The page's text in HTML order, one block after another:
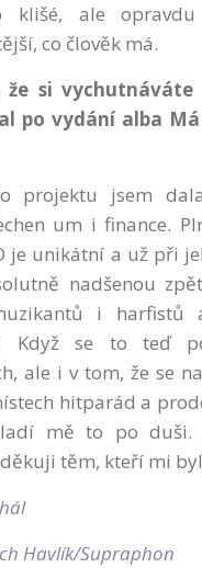
klišé, ale
co člověk má.
že si vychutnáváte
po vydání alba
projektu jsem
um i finance.
je unikátní a už při
nadšenou
i harfistů
Když se to teď
ale i v tom, že se
hitparád a
mě to po duši.
těm, kteří mi
Havlík/Supraphon